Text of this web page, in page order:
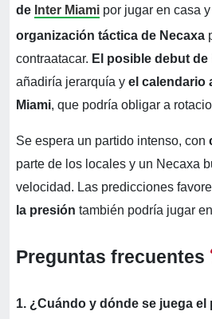
de Inter Miami por jugar en casa
organización táctica de Necaxa
contraatacar. El posible debut de
añadiría jerarquía y el calendario
Miami, que podría obligar a
Se espera un partido intenso, con
parte de los locales y un Necaxa
velocidad. Las predicciones
la presión también podría jugar
Preguntas frecuentes
1. ¿Cuándo y dónde se juega el